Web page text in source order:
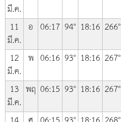
มี.ค.
11
มี.ค.
อ 06:17 94° 18:16 266°
12
มี.ค.
พ 06:16 93° 18:16 267°
13
มี.ค.
พฤ 06:15 93° 18:16 267°